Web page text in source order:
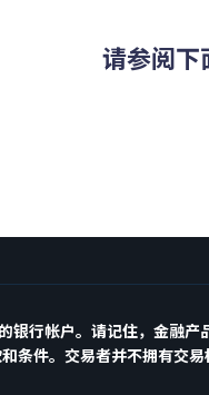
请参阅下
银行帐户。请记住，金融
条件。交易者并不拥有交易